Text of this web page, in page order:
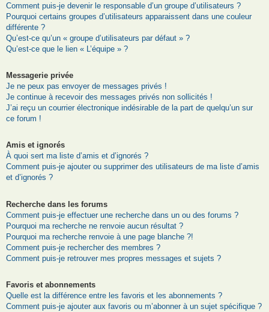
Comment puis-je devenir le responsable d’un groupe d’utilisateurs ?
Pourquoi certains groupes d’utilisateurs apparaissent dans une couleur
différente ?
Qu’est-ce qu’un « groupe d’utilisateurs par défaut » ?
Qu’est-ce que le lien « L’équipe » ?
Messagerie privée
Je ne peux pas envoyer de messages privés !
Je continue à recevoir des messages privés non sollicités !
J’ai reçu un courrier électronique indésirable de la part de quelqu’un sur
ce forum !
Amis et ignorés
À quoi sert ma liste d’amis et d’ignorés ?
Comment puis-je ajouter ou supprimer des utilisateurs de ma liste d’amis
et d’ignorés ?
Recherche dans les forums
Comment puis-je effectuer une recherche dans un ou des forums ?
Pourquoi ma recherche ne renvoie aucun résultat ?
Pourquoi ma recherche renvoie à une page blanche ?!
Comment puis-je rechercher des membres ?
Comment puis-je retrouver mes propres messages et sujets ?
Favoris et abonnements
Quelle est la différence entre les favoris et les abonnements ?
Comment puis-je ajouter aux favoris ou m’abonner à un sujet spécifique ?